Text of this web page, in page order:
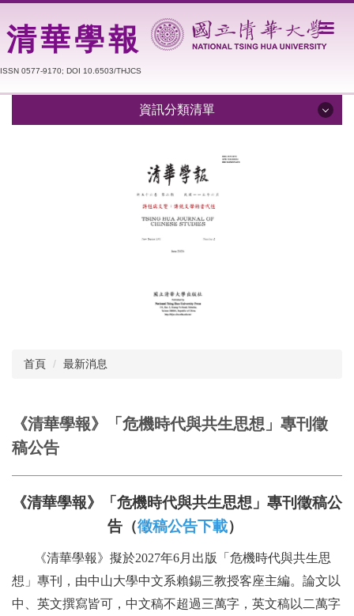
到
主
內
容
清華學報
ISSN 0577-9170; DOI 10.6503/THJCS
資訊分類清單
編輯委員
期刊資料庫
撰稿格式
首頁 最新消息
《清華學報》「危機時代與共生思想」專刊徵
稿公告
《清華學報》「危機時代與共生思想」專刊徵稿公
告（徵稿公告下載）
《清華學報》擬於2027年6月出版
「危機時代與共生思
想」專刊，由中山大學中文系賴錫三教授客座主編。論文以
中、英文撰寫皆可，中文稿不超過三萬字，英文稿以二萬字